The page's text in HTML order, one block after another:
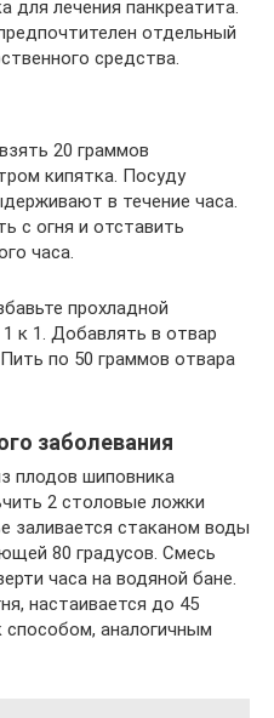
для лечения панкреатита.
отдельный
средства.
20 граммов
кипятка. Посуду
в течение часа.
с огня и отставить
часа.
прохладной
к 1. Добавлять в отвар
по 50 граммов отвара
заболевания
плодов шиповника
2 столовые ложки
заливается стаканом воды
80 градусов. Смесь
часа на водяной бане.
настаивается до 45
способом, аналогичным